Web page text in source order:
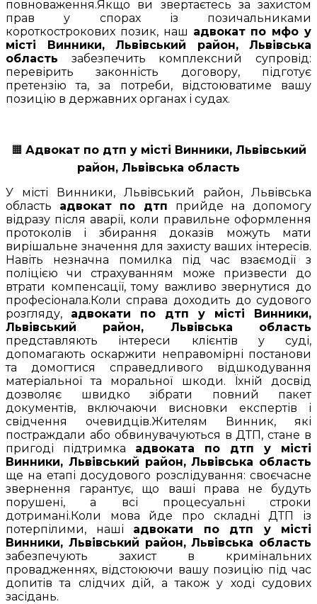
повноваження.Якщо ви звертаєтесь за захистом
прав у спорах із позичальниками
короткострокових позик, наш адвокат по мфо у
місті Винники, Львівський район, Львівська
область забезпечить комплексний супровід:
перевірить законність договору, підготує
претензію та, за потреби, відстоюватиме вашу
позицію в державних органах і судах.
🟧 Адвокат по дтп у місті Винники, Львівський
район, Львівська область
У місті Винники, Львівський район, Львівська
область адвокат по дтп прийде на допомогу
відразу після аварії, коли правильне оформлення
протоколів і збирання доказів можуть мати
вирішальне значення для захисту ваших інтересів.
Навіть незначна помилка під час взаємодії з
поліцією чи страхуванням може призвести до
втрати компенсації, тому важливо звернутися до
професіонала.Коли справа доходить до судового
розгляду, адвокати по дтп у місті Винники,
Львівський район, Львівська область
представляють інтереси клієнтів у суді,
допомагають оскаржити неправомірні постанови
та домогтися справедливого відшкодування
матеріальної та моральної шкоди. Їхній досвід
дозволяє швидко зібрати повний пакет
документів, включаючи висновки експертів і
свідчення очевидців.Жителям Винник, які
постраждали або обвинувачуються в ДТП, стане в
пригоді підтримка адвоката по дтп у місті
Винники, Львівський район, Львівська область
ще на етапі досудового розслідування: своєчасне
звернення гарантує, що ваші права не будуть
порушені, а всі процесуальні строки
дотримані.Коли мова йде про складні ДТП із
потерпілими, наші адвокати по дтп у місті
Винники, Львівський район, Львівська область
забезпечують захист в кримінальних
провадженнях, відстоюючи вашу позицію під час
допитів та слідчих дій, а також у ході судових
засідань.